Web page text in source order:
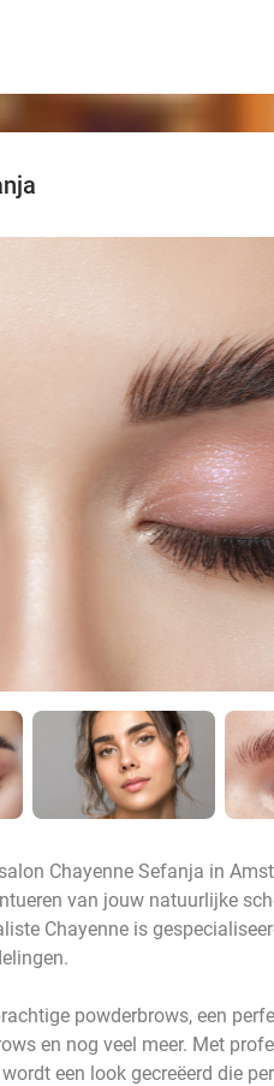
Chayenne Sefanja in
van jouw natuurlijke
Chayenne is
powderbrows, een
en nog veel meer. Met
een look gecreëerd die